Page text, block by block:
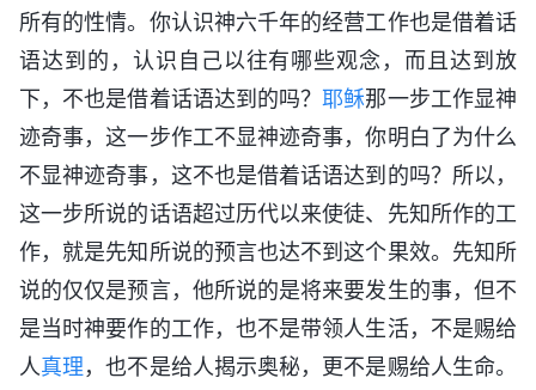
所有的性情。你认识神六千年的经营工作也是借着话
语达到的，认识自己以往有哪些观念，而且达到放
下，不也是借着话语达到的吗？耶稣那一步工作显神
迹奇事，这一步作工不显神迹奇事，你明白了为什么
不显神迹奇事，这不也是借着话语达到的吗？所以，
这一步所说的话语超过历代以来使徒、先知所作的工
作，就是先知所说的预言也达不到这个果效。先知所
说的仅仅是预言，他所说的是将来要发生的事，但不
是当时神要作的工作，也不是带领人生活，不是赐给
人真理，也不是给人揭示奥秘，更不是赐给人生命。